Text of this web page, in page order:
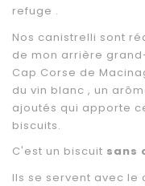
refuge .
Nos canistrelli sont
de mon arrière
Cap Corse de
du vin blanc , un
ajoutés qui apporte
biscuits.
C'est un biscuit sans
Ils se servent avec le